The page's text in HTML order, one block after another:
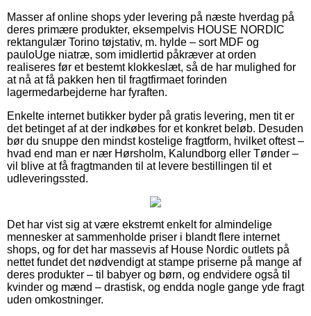
Masser af online shops yder levering på næste hverdag på
deres primære produkter, eksempelvis HOUSE NORDIC
rektangulær Torino tøjstativ, m. hylde – sort MDF og
pauloUge niatræ, som imidlertid påkræver at orden
realiseres før et bestemt klokkeslæt, så de har mulighed for
at nå at få pakken hen til fragtfirmaet forinden
lagermedarbejderne har fyraften.
Enkelte internet butikker byder på gratis levering, men tit er
det betinget af at der indkøbes for et konkret beløb. Desuden
bør du snuppe den mindst kostelige fragtform, hvilket oftest –
hvad end man er nær Hørsholm, Kalundborg eller Tønder –
vil blive at få fragtmanden til at levere bestillingen til et
udleveringssted.
Det har vist sig at være ekstremt enkelt for almindelige
mennesker at sammenholde priser i blandt flere internet
shops, og for det har massevis af House Nordic outlets på
nettet fundet det nødvendigt at stampe priserne på mange af
deres produkter – til babyer og børn, og endvidere også til
kvinder og mænd – drastisk, og endda nogle gange yde fragt
uden omkostninger.